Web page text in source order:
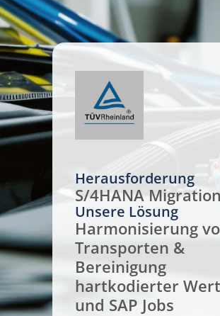
Herausforderung
S/4HANA Migration
Unsere Lösung
Harmonisierung
Transporten &
Bereinigung
hartkodierter
und SAP Jobs